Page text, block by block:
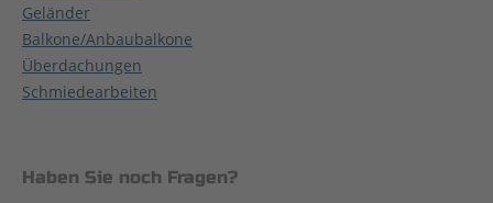
Geländer
Balkone/Anbaubalkone
Überdachungen
Schmiedearbeiten
Haben Sie noch Fragen?